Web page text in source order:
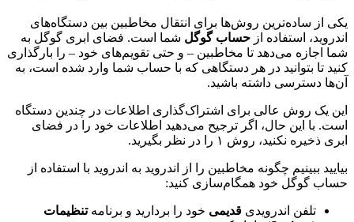
یکی از ساده‌ترین روش‌ها برای انتقال مخاطبین بین دستگاه‌های
اندروید، استفاده از حساب گوگل شما است. فضای ابری گوگل به
شما اجازه می‌دهد تا مخاطبین – و حتی تقویم‌های خود – را بارگذاری
کنید تا بتوانید در هر دستگاهی که با حساب شما وارد شده است، به
آن‌ها دسترسی داشته باشید.
این یک روش عالی برای اشتراک‌گذاری اطلاعات در چندین دستگاه
است. با این حال، اگر ترجیح می‌دهید اطلاعات خود را در فضای
ابری ذخیره نکنید، روش ۱ را در نظر بگیرید.
بیایید ببینیم چگونه مخاطبین را از اندروید به اندروید با استفاده از
حساب گوگل خود همگام‌سازی کنید:
تلفن اندرویدی قدیمی خود را بردارید و برنامهتنظیمات